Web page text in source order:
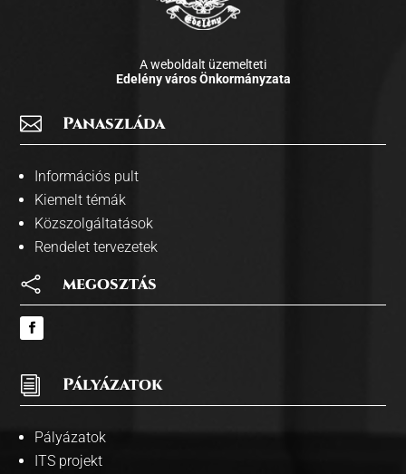
A weboldalt üzemelteti
Edelény város Önkormányzata
 Panaszláda
Információs pult
Kiemelt témák
Közszolgáltatások
Rendelet tervezetek
 megosztás
i Pályázatok
Pályázatok
ITS projekt